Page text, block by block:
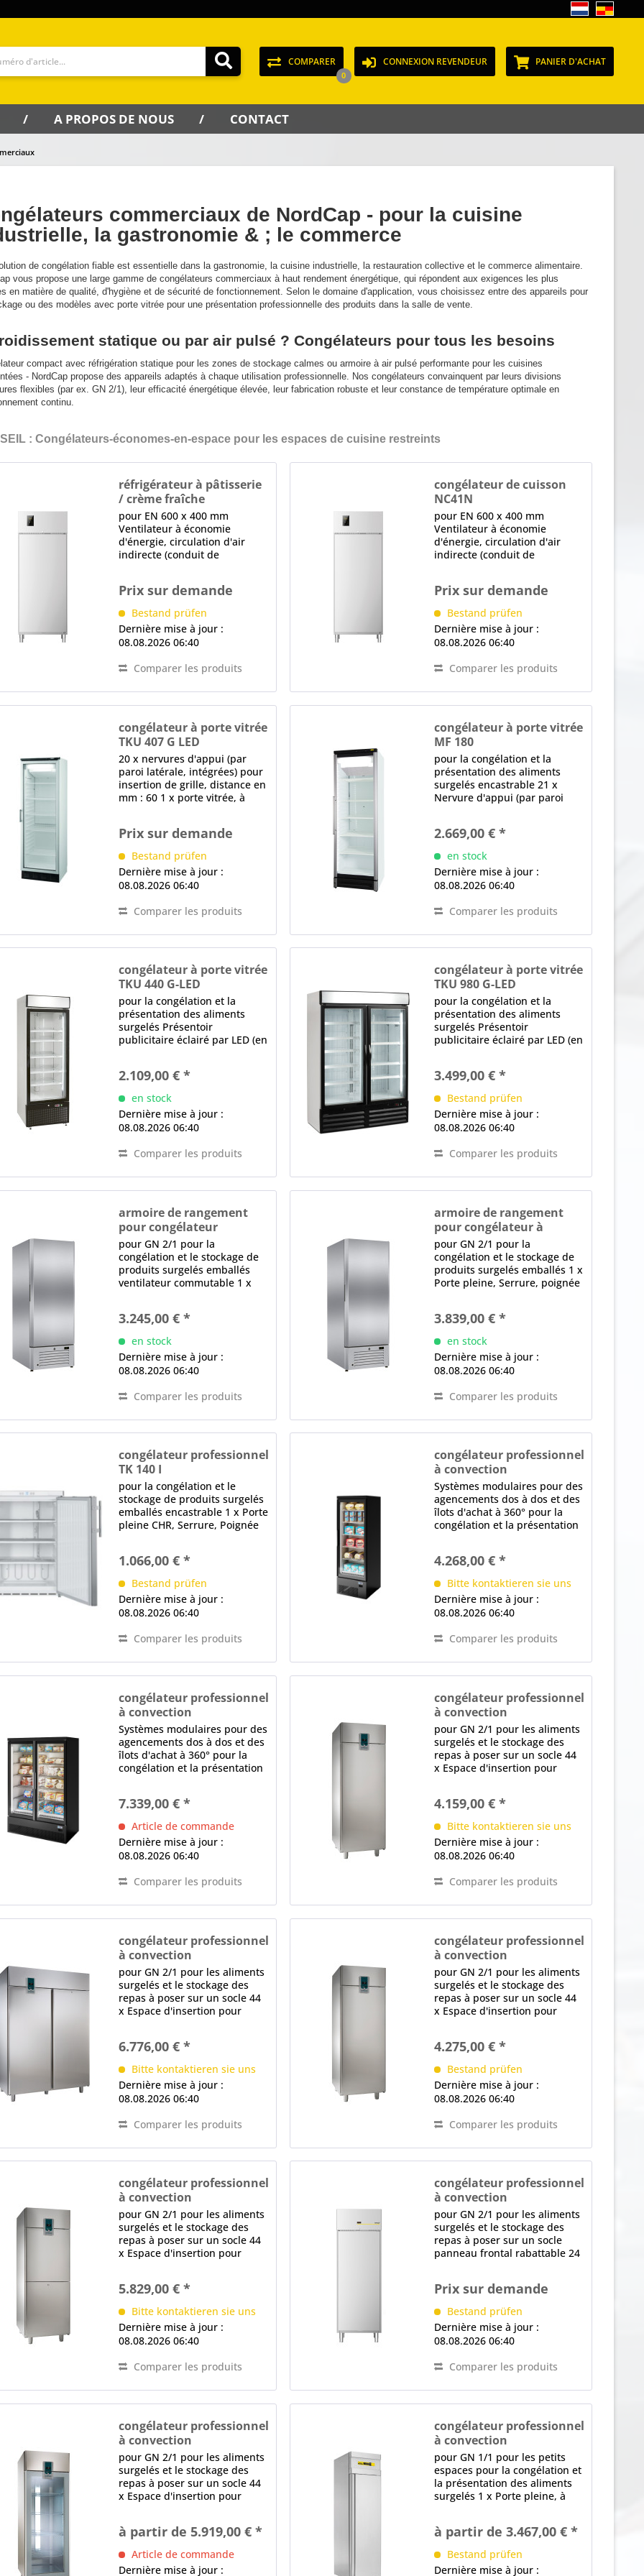
COMPARER
0
CONNEXION REVENDEUR PANIER D'ACHAT
A PROPOS DE NOUS CONTACT
commerciaux de NordCap - pour la cuisine
la gastronomie & ; le commerce
de congélation fiable est essentielle dans la gastronomie, la cuisine industrielle, la restauration collective et le commerce alimentaire.
vous propose une large gamme de congélateurs commerciaux à haut rendement énergétique, qui répondent aux exigences les plus
en matière de qualité, d'hygiène et de sécurité de fonctionnement. Selon le domaine d'application, vous choisissez entre des appareils pour
ou des modèles avec porte vitrée pour une présentation professionnelle des produits dans la salle de vente.
statique ou par air pulsé ? Congélateurs pour tous les besoins
compact avec réfrigération statique pour les zones de stockage calmes ou armoire à air pulsé performante pour les cuisines
- NordCap propose des appareils adaptés à chaque utilisation professionnelle. Nos congélateurs convainquent par leurs divisions
flexibles (par ex. GN 2/1), leur efficacité énergétique élevée, leur fabrication robuste et leur constance de température optimale en
continu.
: Congélateurs-économes-en-espace pour les espaces de cuisine restreints
réfrigérateur à pâtisserie
/ crème fraîche
NC41P
pour EN 600 x 400 mm
Ventilateur à économie
d'énergie, circulation d'air
indirecte (conduit de
automatique, à partir de 100°
fixe, Serrure, barre de
préhension, Butée de porte
droite,...
Prix sur demande
Bestand prüfen
Dernière mise à jour :
08.08.2026 06:40
Comparer les produits
congélateur de cuisson
NC41N
pour EN 600 x 400 mm
Ventilateur à économie
d'énergie, circulation d'air
indirecte (conduit de
automatique, à partir de 100°
fixe, Serrure, barre de
préhension, Butée de porte
droite,...
Prix sur demande
Bestand prüfen
Dernière mise à jour :
08.08.2026 06:40
Comparer les produits
congélateur à porte vitrée
TKU 407 G LED
20 x nervures d'appui (par
paroi latérale, intégrées) pour
insertion de grille, distance en
mm : 60 1 x porte vitrée, à
chauffante, poignée en forme
d'étrier, joint magnétique...
Prix sur demande
Bestand prüfen
Dernière mise à jour :
08.08.2026 06:40
Comparer les produits
congélateur à porte vitrée
MF 180
pour la congélation et la
présentation des aliments
surgelés encastrable 21 x
Nervure d'appui (par paroi
en verre, Serrure, barre
d'appui en aluminium, Butée
de porte droite,...
2.669,00 € *
en stock
Dernière mise à jour :
08.08.2026 06:40
Comparer les produits
congélateur à porte vitrée
TKU 440 G-LED
pour la congélation et la
présentation des aliments
surgelés Présentoir
publicitaire éclairé par LED (en
Poignée en métal, Butée de
porte droite, interchangeable
en usine, joint...
2.109,00 € *
en stock
Dernière mise à jour :
08.08.2026 06:40
Comparer les produits
congélateur à porte vitrée
TKU 980 G-LED
pour la congélation et la
présentation des aliments
surgelés Présentoir
publicitaire éclairé par LED (en
en verre, à fermeture
automatique, Chauffage du
cadre, Serrure, Poignée en
métal,...
3.499,00 € *
Bestand prüfen
Dernière mise à jour :
08.08.2026 06:40
Comparer les produits
armoire de rangement
pour congélateur
LF 620 INOX ECO POWER
pour GN 2/1 pour la
congélation et le stockage de
produits surgelés emballés
ventilateur commutable 1 x
droite, interchangeable, joint
magnétique (remplaçable sans
outil) intérieur...
3.245,00 € *
en stock
Dernière mise à jour :
08.08.2026 06:40
Comparer les produits
armoire de rangement
pour congélateur à
convection
LF 620-U INOX ECO
POWER
pour GN 2/1 pour la
congélation et le stockage de
produits surgelés emballés 1 x
Porte pleine, Serrure, poignée
magnétique (remplaçable sans
outil) intérieur sans
évaporateur...
3.839,00 € *
en stock
Dernière mise à jour :
08.08.2026 06:40
Comparer les produits
congélateur professionnel
TK 140 I
pour la congélation et le
stockage de produits surgelés
emballés encastrable 1 x Porte
pleine CHR, Serrure, Poignée
magnétique (remplaçable sans
outil) coin arrondi contrôle...
1.066,00 € *
Bestand prüfen
Dernière mise à jour :
08.08.2026 06:40
Comparer les produits
congélateur professionnel
à convection
GALAXY TB H205 1P
Systèmes modulaires pour des
agencements dos à dos et des
îlots d'achat à 360° pour la
congélation et la présentation
angulaire, panneau arrière
fermé, parois latérales
isolées...
4.268,00 € *
Bitte kontaktieren sie uns
Dernière mise à jour :
08.08.2026 06:40
Comparer les produits
congélateur professionnel
à convection
GALAXY TB H205 2P
Systèmes modulaires pour des
agencements dos à dos et des
îlots d'achat à 360° pour la
congélation et la présentation
angulaire, panneau arrière
fermé, parois latérales
isolées...
7.339,00 € *
Article de commande
Dernière mise à jour :
08.08.2026 06:40
Comparer les produits
congélateur professionnel
à convection
TKU 702-Z PREMIUM
pour GN 2/1 pour les aliments
surgelés et le stockage des
repas à poser sur un socle 44
x Espace d'insertion pour
en mm: 30 ventilateur très
efficace, Système de
distribution...
4.159,00 € *
Bitte kontaktieren sie uns
Dernière mise à jour :
08.08.2026 06:40
Comparer les produits
congélateur professionnel
à convection
TKU 1402-Z PREMIUM
pour GN 2/1 pour les aliments
surgelés et le stockage des
repas à poser sur un socle 44
x Espace d'insertion pour
en mm: 30 ventilateur très
efficace, Système de
distribution...
6.776,00 € *
Bitte kontaktieren sie uns
Dernière mise à jour :
08.08.2026 06:40
Comparer les produits
congélateur professionnel
à convection
TKU 702 PREMIUM
pour GN 2/1 pour les aliments
surgelés et le stockage des
repas à poser sur un socle 44
x Espace d'insertion pour
en mm: 30 ventilateur très
efficace, Système de
distribution...
4.275,00 € *
Bestand prüfen
Dernière mise à jour :
08.08.2026 06:40
Comparer les produits
congélateur professionnel
à convection
TKU 702-2 PREMIUM
pour GN 2/1 pour les aliments
surgelés et le stockage des
repas à poser sur un socle 44
x Espace d'insertion pour
en mm: 30 ventilateur très
efficace, Système de
distribution...
5.829,00 € *
Bitte kontaktieren sie uns
Dernière mise à jour :
08.08.2026 06:40
Comparer les produits
congélateur professionnel
à convection
GTM 700 ECO
pour GN 2/1 pour les aliments
surgelés et le stockage des
repas à poser sur un socle
panneau frontal rabattable 24
l'insertion de la grille, Distance
en mm: 55 1 x Porte pleine, à...
Prix sur demande
Bestand prüfen
Dernière mise à jour :
08.08.2026 06:40
Comparer les produits
congélateur professionnel
à convection
TKU 702-G-Z PREMIUM
pour GN 2/1 pour les aliments
surgelés et le stockage des
repas à poser sur un socle 44
x Espace d'insertion pour
en mm: 30 ventilateur très
efficace, Système de
distribution...
à partir de 5.919,00 € *
Article de commande
Dernière mise à jour :
congélateur professionnel
à convection
TKU 280-SL CNS
pour GN 1/1 pour les petits
espaces pour la congélation et
la présentation des aliments
surgelés 1 x Porte pleine, à
préhension, Butée de porte
droite, interchangeable en
usine, joint...
à partir de 3.467,00 € *
Bestand prüfen
Dernière mise à jour :